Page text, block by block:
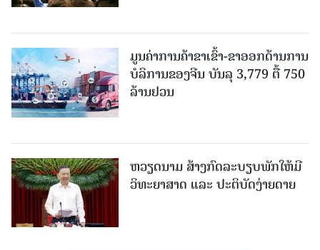
ມູນຄ່າການຄ້າຂາເຂົ້າ-ຂາອອກດ້ານການ
ບໍລິການຂອງຈີນ ບັນລຸ 3,779 ຕື້ 750
ລ້ານຢວນ
ຫວຽດນາມ ສ້າງກົດລະບຽບພັກໃຫ້ມີ
ວິທະຍາສາດ ແລະ ປະຕິບັດງ່າຍດາຍ